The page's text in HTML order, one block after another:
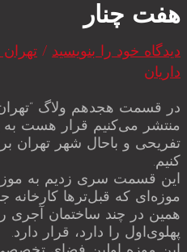
هفت چنار
دیدگاه‌ خود را بنویسید /
داریان
در قسمت هجدهم ولاگ
منتشر می‌کنیم قرار هست
تفریحی و باحال شهر تهران
کنیم.
این قسمت سری زدیم به
موزه‌ای که قبل‌ترها کارخانه
همین در چند ساختمان آجری
پهلوی‌اول را دارد، قرار دارد.